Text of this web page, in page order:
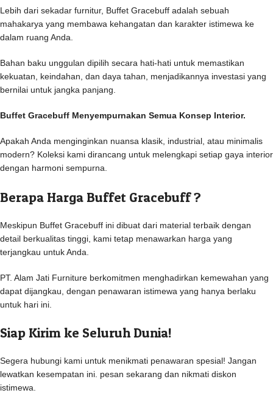
Lebih dari sekadar furnitur, Buffet Gracebuff adalah sebuah
mahakarya yang membawa kehangatan dan karakter istimewa ke
dalam ruang Anda.
Bahan baku unggulan dipilih secara hati-hati untuk memastikan
kekuatan, keindahan, dan daya tahan, menjadikannya investasi yang
bernilai untuk jangka panjang.
Buffet Gracebuff Menyempurnakan Semua Konsep Interior.
Apakah Anda menginginkan nuansa klasik, industrial, atau minimalis
modern? Koleksi kami dirancang untuk melengkapi setiap gaya interior
dengan harmoni sempurna.
Berapa Harga Buffet Gracebuff ?
Meskipun Buffet Gracebuff ini dibuat dari material terbaik dengan
detail berkualitas tinggi, kami tetap menawarkan harga yang
terjangkau untuk Anda.
PT. Alam Jati Furniture berkomitmen menghadirkan kemewahan yang
dapat dijangkau, dengan penawaran istimewa yang hanya berlaku
untuk hari ini.
Siap Kirim ke Seluruh Dunia!
Segera hubungi kami untuk menikmati penawaran spesial! Jangan
lewatkan kesempatan ini. pesan sekarang dan nikmati diskon
istimewa.